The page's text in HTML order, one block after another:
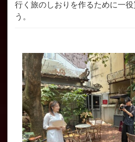
行く旅のしおりを作るために一
う。